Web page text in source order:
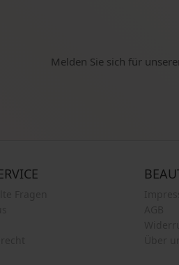
Melden Sie sich für